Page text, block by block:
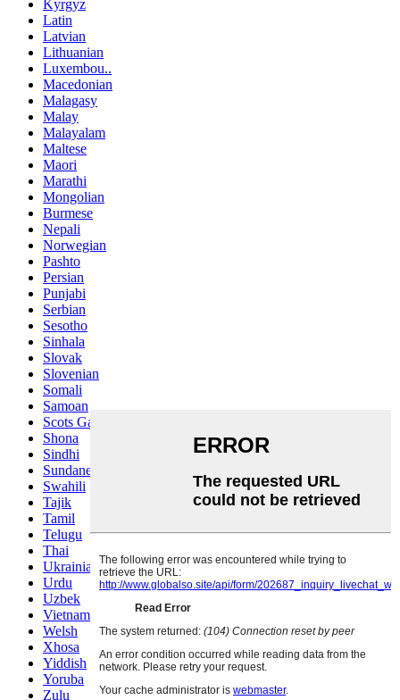
Kyrgyz
Latin
Latvian
Lithuanian
Luxembou..
Macedonian
Malagasy
Malay
Malayalam
Maltese
Maori
Marathi
Mongolian
Burmese
Nepali
Norwegian
Pashto
Persian
Punjabi
Serbian
Sesotho
Sinhala
Slovak
Slovenian
Somali
Samoan
Scots Gaelic
Shona
Sindhi
Sundanese
Swahili
Tajik
Tamil
Telugu
Thai
Ukrainian
Urdu
Uzbek
Vietnamese
Welsh
Xhosa
Yiddish
Yoruba
Zulu